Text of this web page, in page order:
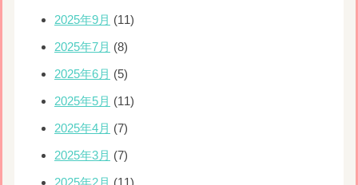
2025年9月 (11)
2025年7月 (8)
2025年6月 (5)
2025年5月 (11)
2025年4月 (7)
2025年3月 (7)
2025年2月 (11)